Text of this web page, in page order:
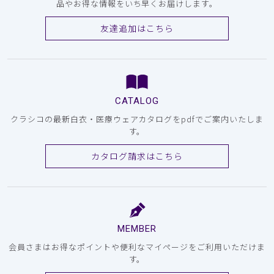
品やお得な情報をいち早くお届けします。
友達追加はこちら
CATALOG
クラシコの最新白衣・医療ウェアカタログをpdfでご案内いたしま
す。
カタログ請求はこちら
MEMBER
会員さまはお得なポイントや便利なマイページをご利用いただけま
す。